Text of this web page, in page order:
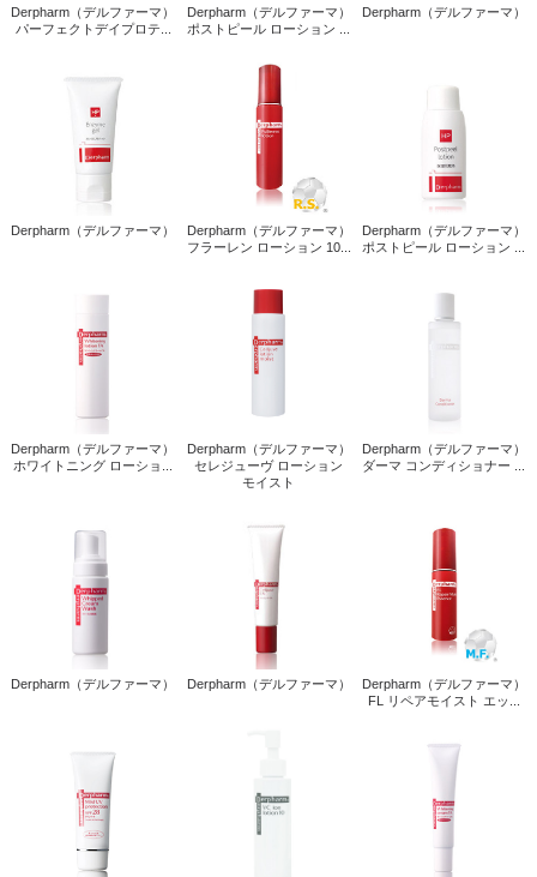
Derpharm（デルファーマ）
パーフェクトデイプロテ...
Derpharm（デルファーマ）
ポストピール ローション ...
Derpharm（デルファーマ）
Derpharm（デルファーマ）
Derpharm（デルファーマ）
フラーレン ローション 10...
Derpharm（デルファーマ）
ポストピール ローション ...
Derpharm（デルファーマ）
ホワイトニング ローショ...
Derpharm（デルファーマ）
セレジューヴ ローション
モイスト
Derpharm（デルファーマ）
ダーマ コンディショナー ...
Derpharm（デルファーマ） Derpharm（デルファーマ）
Derpharm（デルファーマ）
FL リペアモイスト エッ...